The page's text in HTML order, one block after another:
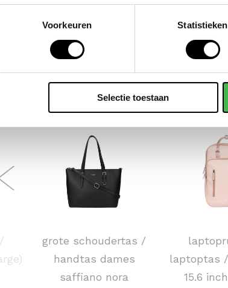
Voorkeuren Statistieken
Selectie toestaan
grote schoudertas /
handtas dames
saffiano nora
laptoptas
15.6